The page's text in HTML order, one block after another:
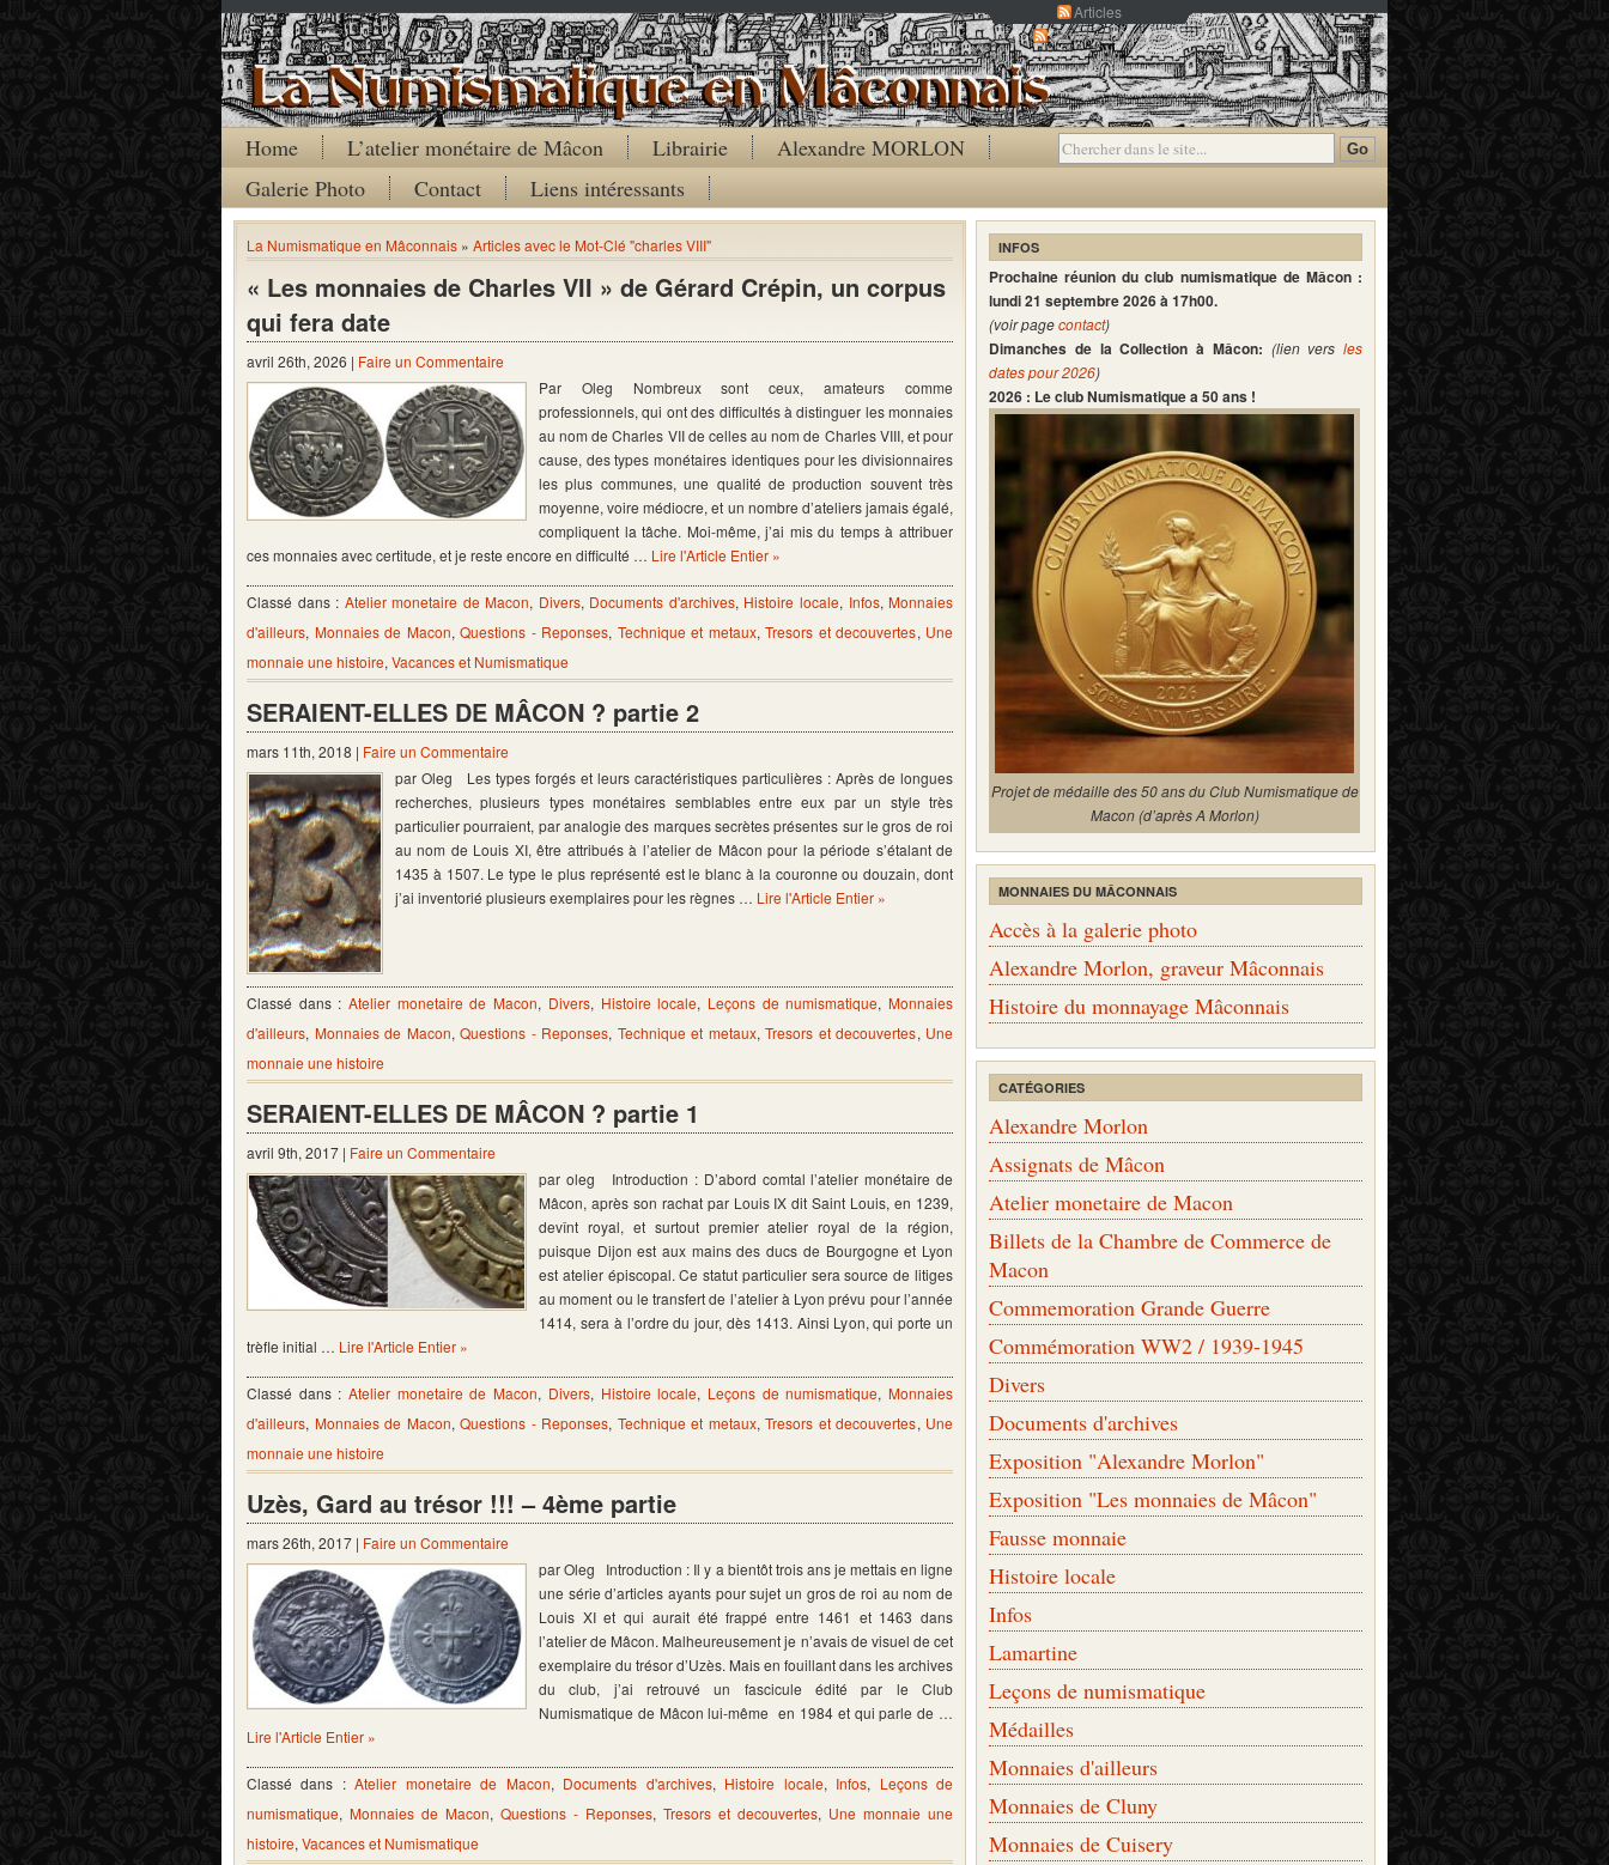
Articles
Commentaires
Home L’atelier monétaire de Mâcon Librairie
Alexandre MORLON
Galerie Photo
Contact Liens intéressants
La Numismatique en Mâconnais » Articles avec le Mot-Clé "charles VIII"
« Les monnaies de Charles VII » de Gérard Crépin, un corpus
qui fera date
avril 26th, 2026 | Faire un Commentaire
Par Oleg Nombreux sont ceux, amateurs comme
professionnels, qui ont des difficultés à distinguer les monnaies
au nom de Charles VII de celles au nom de Charles VIII, et pour
cause, des types monétaires identiques pour les divisionnaires
les plus communes, une qualité de production souvent très
moyenne, voire médiocre, et un nombre d’ateliers jamais égalé,
compliquent la tâche. Moi-même, j’ai mis du temps à attribuer
ces monnaies avec certitude, et je reste encore en difficulté … Lire l'Article Entier »
Classé dans : Atelier monetaire de Macon, Divers, Documents d'archives, Histoire locale, Infos,Monnaies
d'ailleurs, Monnaies de Macon,Questions - Reponses, Technique et metaux,Tresors et decouvertes, Une
monnaie une histoire, Vacances et Numismatique
SERAIENT-ELLES DE MÂCON ? partie 2
mars 11th, 2018 | Faire un Commentaire
par Oleg Les types forgés et leurs caractéristiques particulières : Après de longues
recherches, plusieurs types monétaires semblables entre eux par un style très
particulier pourraient, par analogie des marques secrètes présentes sur le gros de roi
au nom de Louis XI, être attribués à l’atelier de Mâcon pour la période s’étalant de
1435 à 1507. Le type le plus représenté est le blanc à la couronne ou douzain, dont
j’ai inventorié plusieurs exemplaires pour les règnes … Lire l'Article Entier »
Classé dans :Atelier monetaire de Macon, Divers, Histoire locale, Leçons de numismatique,Monnaies
d'ailleurs, Monnaies de Macon,Questions - Reponses, Technique et metaux,Tresors et decouvertes, Une
monnaie une histoire
SERAIENT-ELLES DE MÂCON ? partie 1
avril 9th, 2017 | Faire un Commentaire
par oleg Introduction : D’abord comtal l’atelier monétaire de
Mâcon, après son rachat par Louis IX dit Saint Louis, en 1239,
devînt royal, et surtout premier atelier royal de la région,
puisque Dijon est aux mains des ducs de Bourgogne et Lyon
est atelier épiscopal. Ce statut particulier sera source de litiges
au moment ou le transfert de l’atelier à Lyon prévu pour l’année
1414, sera à l’ordre du jour, dès 1413. Ainsi Lyon, qui porte un
trèfle initial … Lire l'Article Entier »
Classé dans :Atelier monetaire de Macon, Divers, Histoire locale, Leçons de numismatique,Monnaies
d'ailleurs, Monnaies de Macon,Questions - Reponses, Technique et metaux,Tresors et decouvertes, Une
monnaie une histoire
Uzès, Gard au trésor !!! – 4ème partie
mars 26th, 2017 | Faire un Commentaire
par Oleg Introduction : Il y a bientôt trois ans je mettais en ligne
une série d’articles ayants pour sujet un gros de roi au nom de
Louis XI et qui aurait été frappé entre 1461 et 1463 dans
l’atelier de Mâcon. Malheureusement je n’avais de visuel de cet
exemplaire du trésor d’Uzès. Mais en fouillant dans les archives
du club, j’ai retrouvé un fascicule édité par le Club
Numismatique de Mâcon lui-même en 1984 et qui parle de …
Lire l'Article Entier »
Classé dans :Atelier monetaire de Macon, Documents d'archives, Histoire locale, Infos, Leçons de
numismatique, Monnaies de Macon, Questions - Reponses, Tresors et decouvertes, Une monnaie une
histoire, Vacances et Numismatique
INFOS
Prochaine réunion du club numismatique de Mâcon :
lundi 21 septembre 2026 à 17h00.
(voir pagecontact)
Dimanches de la Collection à Mâcon: (lien vers les
dates pour 2026)
2026 : Le club Numismatique a 50 ans !
Projet de médaille des 50 ans du Club Numismatique de
Macon (d’après A Morlon)
MONNAIES DU MÂCONNAIS
Accès à la galerie photo
Alexandre Morlon, graveur Mâconnais
Histoire du monnayage Mâconnais
CATÉGORIES
Alexandre Morlon
Assignats de Mâcon
Atelier monetaire de Macon
Billets de la Chambre de Commerce de
Macon
Commemoration Grande Guerre
Commémoration WW2 / 1939-1945
Divers
Documents d'archives
Exposition "Alexandre Morlon"
Exposition "Les monnaies de Mâcon"
Fausse monnaie
Histoire locale
Infos
Lamartine
Leçons de numismatique
Médailles
Monnaies d'ailleurs
Monnaies de Cluny
Monnaies de Cuisery